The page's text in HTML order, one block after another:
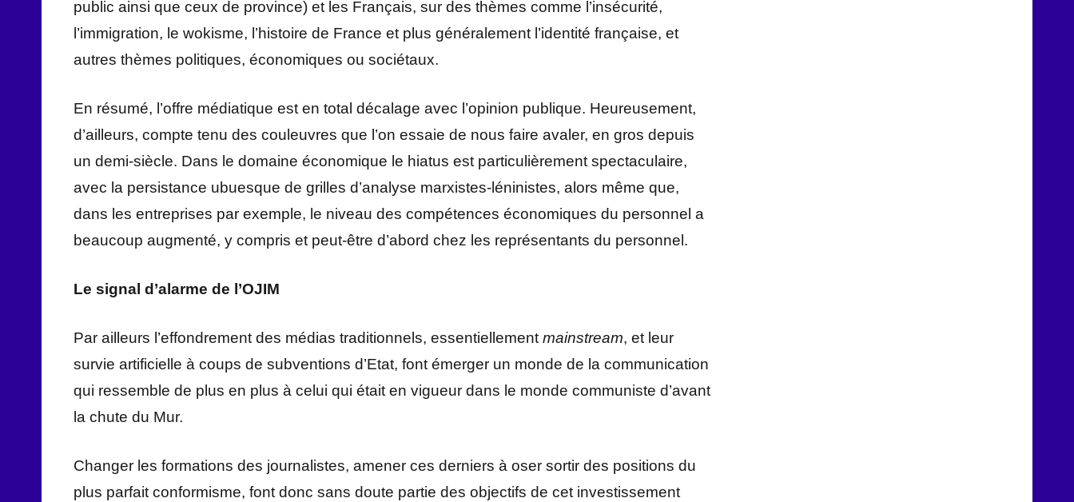
public ainsi que ceux de province) et les Français, sur des thèmes comme l’insécurité,
l’immigration, le wokisme, l’histoire de France et plus généralement l’identité française, et
autres thèmes politiques, économiques ou sociétaux.
En résumé, l’offre médiatique est en total décalage avec l’opinion publique. Heureusement,
d’ailleurs, compte tenu des couleuvres que l’on essaie de nous faire avaler, en gros depuis
un demi-siècle. Dans le domaine économique le hiatus est particulièrement spectaculaire,
avec la persistance ubuesque de grilles d’analyse marxistes-léninistes, alors même que,
dans les entreprises par exemple, le niveau des compétences économiques du personnel a
beaucoup augmenté, y compris et peut-être d’abord chez les représentants du personnel.
Le signal d’alarme de l’OJIM
Par ailleurs l’effondrement des médias traditionnels, essentiellementmainstream, et leur
survie artificielle à coups de subventions d’Etat, font émerger un monde de la communication
qui ressemble de plus en plus à celui qui était en vigueur dans le monde communiste d’avant
la chute du Mur.
Changer les formations des journalistes, amener ces derniers à oser sortir des positions du
plus parfait conformisme, font donc sans doute partie des objectifs de cet investissement